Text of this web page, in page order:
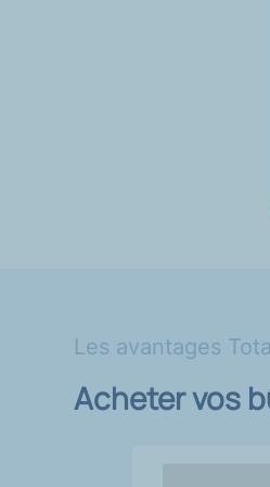
Les avantages
Acheter vos